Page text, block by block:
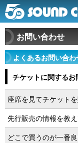
お問い合わせ
よくあるお問い合わ
チケットに関するお
座席を見てチケット
先行販売の情報を教え
どこで買うのが一番